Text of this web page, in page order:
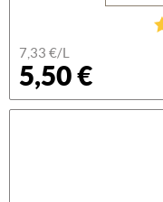
7,33 €/L
5,50 €